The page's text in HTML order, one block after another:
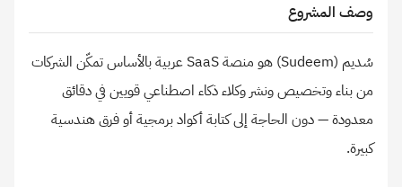
وصف المشروع
سُديم (Sudeem) هو منصة SaaS عربية بالأساس تمكّن الشركات
من بناء وتخصيص ونشر وكلاء ذكاء اصطناعي قويين في دقائق
معدودة — دون الحاجة إلى كتابة أكواد برمجية أو فرق هندسية